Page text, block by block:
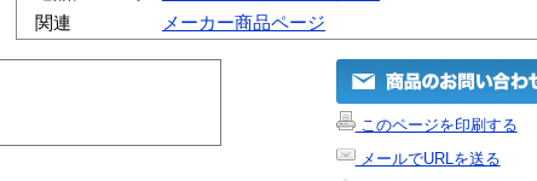
関連
メーカー商品ページ
このページを印刷する
メールでURLを送る